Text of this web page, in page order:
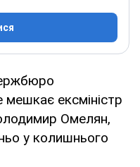
мешкає ексміністр
Омелян,
у колишнього